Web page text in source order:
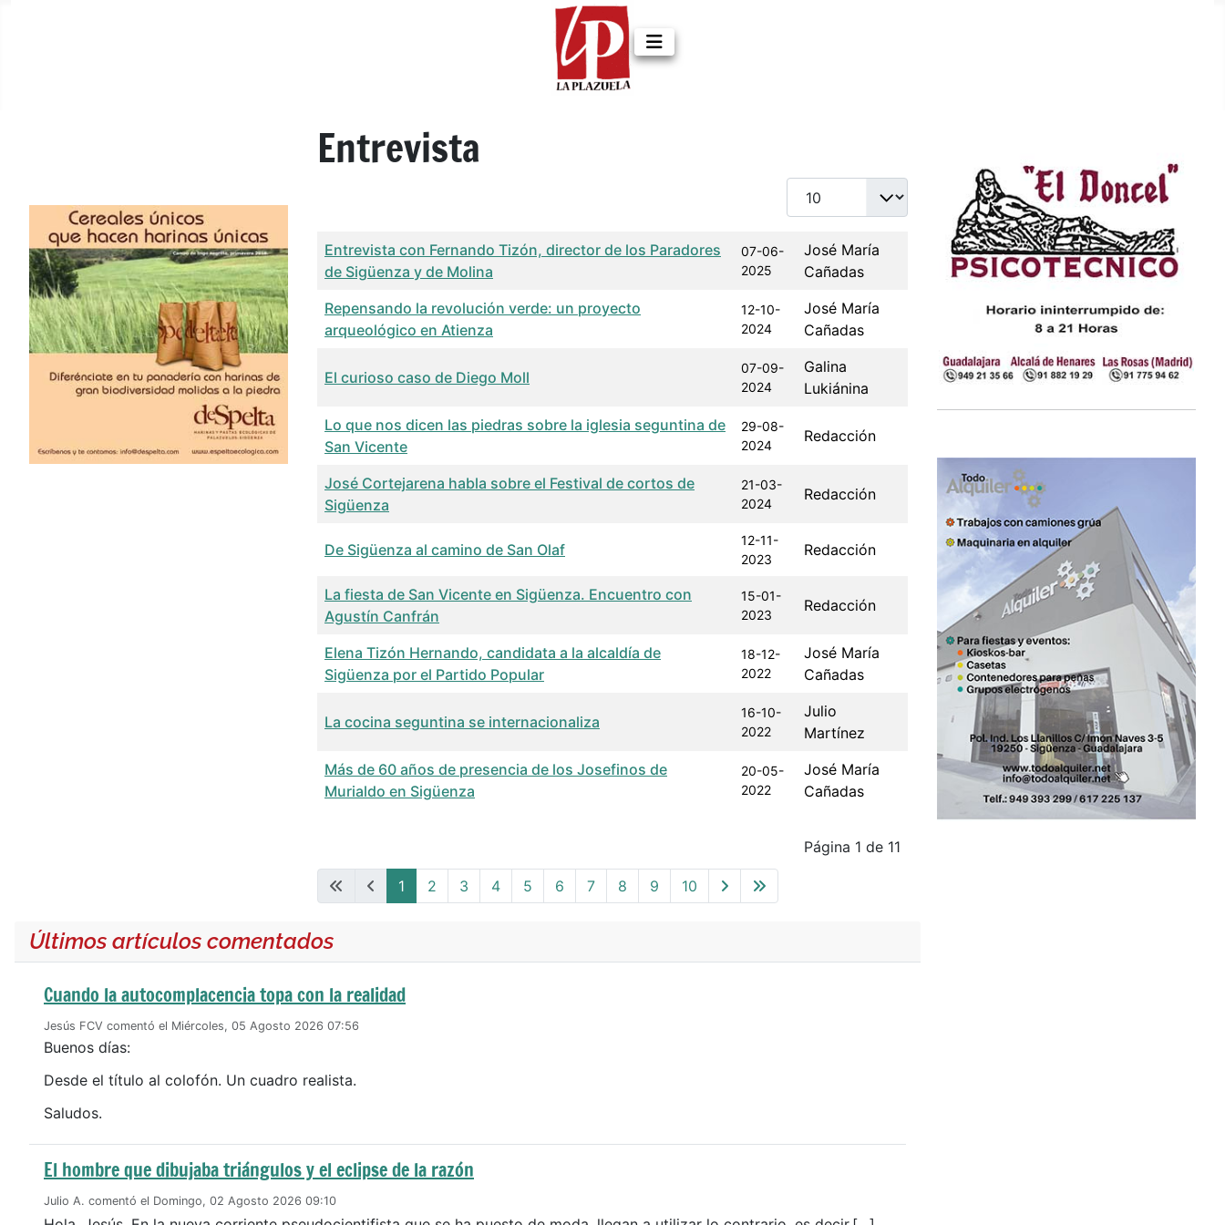
Últimos artículos comentados
Cuando la autocomplacencia topa con la realidad
Jesús FCV comentó el Miércoles, 05 Agosto 2026 07:56
Buenos días:
Desde el título al colofón. Un cuadro realista.
Saludos.
El hombre que dibujaba triángulos y el eclipse de la razón
Julio A. comentó el Domingo, 02 Agosto 2026 09:10
Entrevista
Cantidad a mostrar
Título Fecha de publicación Autor
Entrevista con Fernando Tizón, director de los Paradores
de Sigüenza y de Molina
07-06-
2025
José María
Cañadas
Repensando la revolución verde: un proyecto
arqueológico en Atienza
12-10-
2024
José María
Cañadas
El curioso caso de Diego Moll
07-09-
2024
Galina
Lukiánina
Lo que nos dicen las piedras sobre la iglesia seguntina de
San Vicente
29-08-
2024
Redacción
José Cortejarena habla sobre el Festival de cortos de
Sigüenza
21-03-
2024
Redacción
De Sigüenza al camino de San Olaf
12-11-
2023
Redacción
La fiesta de San Vicente en Sigüenza. Encuentro con
Agustín Canfrán
15-01-
2023
Redacción
Elena Tizón Hernando, candidata a la alcaldía de
Sigüenza por el Partido Popular
18-12-
2022
José María
Cañadas
La cocina seguntina se internacionaliza
16-10-
2022
Julio
Martínez
Más de 60 años de presencia de los Josefinos de
Murialdo en Sigüenza
20-05-
2022
José María
Cañadas
Página 1 de 11
1 2 3 4 5 6 7 8 9 10